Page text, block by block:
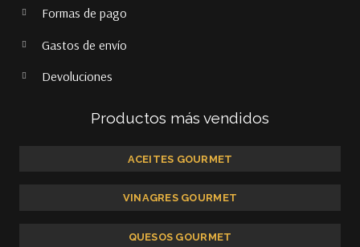
Formas de pago
Gastos de envío
Devoluciones
Productos más vendidos
ACEITES GOURMET
VINAGRES GOURMET
QUESOS GOURMET